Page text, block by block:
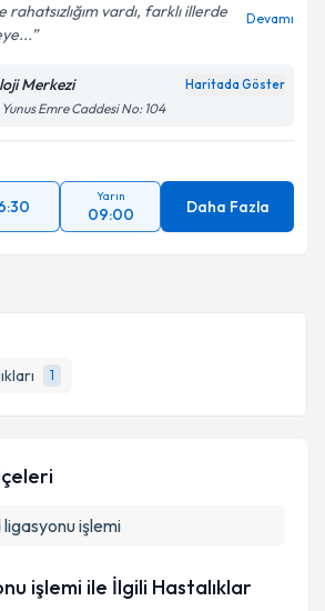
1
rahatsızlığım vardı, farklı illerde
Devamı
Merkezi Haritada Göster
Emre Caddesi No: 104
Yarın
09:00 Daha Fazla
ligasyonu işlemi
işlemi ile İlgili Hastalıklar